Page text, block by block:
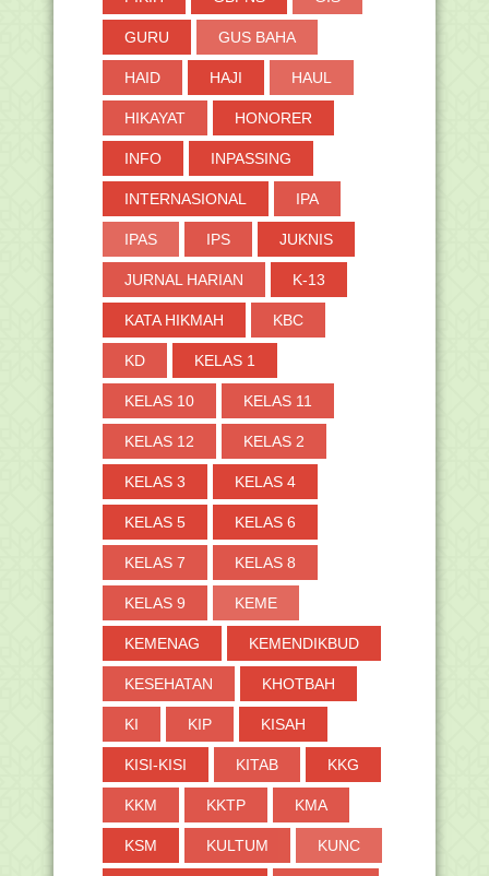
GURU GUS BAHA
HAID HAJI HAUL
HIKAYAT HONORER
INFO INPASSING
INTERNASIONAL IPA
IPAS IPS JUKNIS
JURNAL HARIAN K-13
KATA HIKMAH KBC
KD KELAS 1
KELAS 10 KELAS 11
KELAS 12 KELAS 2
KELAS 3 KELAS 4
KELAS 5 KELAS 6
KELAS 7 KELAS 8
KELAS 9 KEME
KEMENAG KEMENDIKBUD
KESEHATAN KHOTBAH
KI KIP KISAH
KISI-KISI KITAB KKG
KKM KKTP KMA
KSM KULTUM KUNC